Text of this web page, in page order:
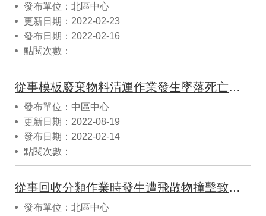
發布單位：北區中心
更新日期：2022-02-23
發布日期：2022-02-16
點閱次數：
從事模板廢棄物料清運作業發生墜落死亡災害 (1)
發布單位：中區中心
更新日期：2022-08-19
發布日期：2022-02-14
點閱次數：
從事回收分類作業時發生遭飛散物撞擊致死災害
發布單位：北區中心